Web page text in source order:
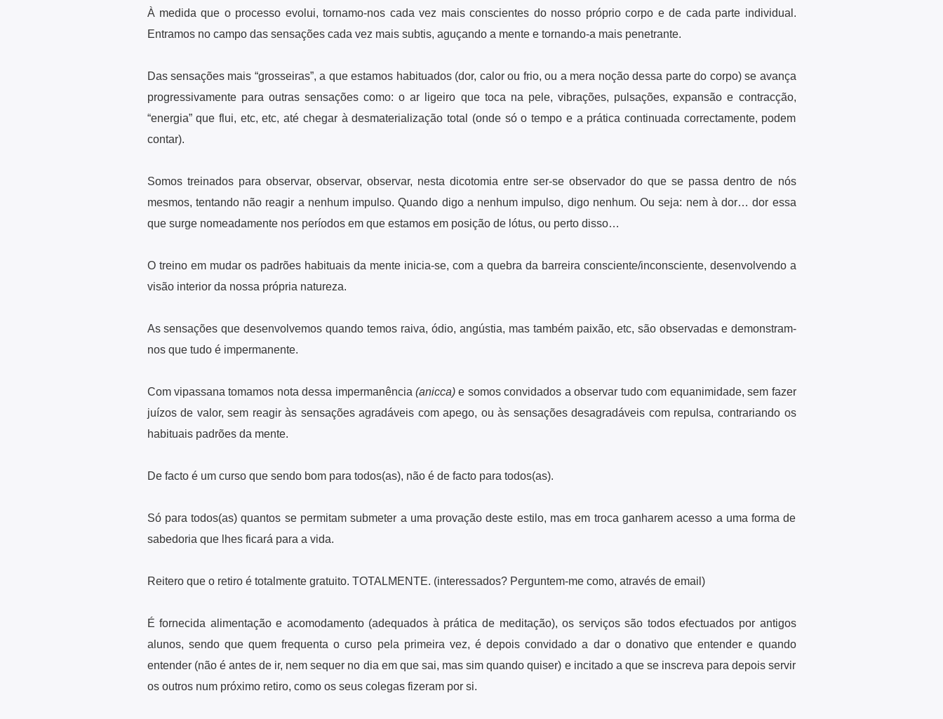
À medida que o processo evolui, tornamo-nos cada vez mais conscientes do nosso próprio corpo e de cada parte individual.
Entramos no campo das sensações cada vez mais subtis, aguçando a mente e tornando-a mais penetrante.
Das sensações mais “grosseiras”, a que estamos habituados (dor, calor ou frio, ou a mera noção dessa parte do corpo) se avança
progressivamente para outras sensações como: o ar ligeiro que toca na pele, vibrações, pulsações, expansão e contracção,
“energia” que flui, etc, etc, até chegar à desmaterialização total (onde só o tempo e a prática continuada correctamente, podem
contar).
Somos treinados para observar, observar, observar, nesta dicotomia entre ser-se observador do que se passa dentro de nós
mesmos, tentando não reagir a nenhum impulso. Quando digo a nenhum impulso, digo nenhum. Ou seja: nem à dor… dor essa
que surge nomeadamente nos períodos em que estamos em posição de lótus, ou perto disso…
O treino em mudar os padrões habituais da mente inicia-se, com a quebra da barreira consciente/inconsciente, desenvolvendo a
visão interior da nossa própria natureza.
As sensações que desenvolvemos quando temos raiva, ódio, angústia, mas também paixão, etc, são observadas e demonstram-
nos que tudo é impermanente.
Com vipassana tomamos nota dessa impermanência(anicca)e somos convidados a observar tudo com equanimidade, sem fazer
juízos de valor, sem reagir às sensações agradáveis com apego, ou às sensações desagradáveis com repulsa, contrariando os
habituais padrões da mente.
De facto é um curso que sendo bom para todos(as), não é de facto para todos(as).
Só para todos(as) quantos se permitam submeter a uma provação deste estilo, mas em troca ganharem acesso a uma forma de
sabedoria que lhes ficará para a vida.
Reitero que o retiro é totalmente gratuito. TOTALMENTE. (interessados? Perguntem-me como, através de email)
É fornecida alimentação e acomodamento (adequados à prática de meditação), os serviços são todos efectuados por antigos
alunos, sendo que quem frequenta o curso pela primeira vez, é depois convidado a dar o donativo que entender e quando
entender (não é antes de ir, nem sequer no dia em que sai, mas sim quando quiser) e incitado a que se inscreva para depois servir
os outros num próximo retiro, como os seus colegas fizeram por si.